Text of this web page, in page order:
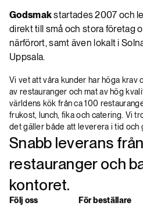
Godsmakstartades 2007 och
direkt till små och stora företag
närförort, samt även lokalt i
Uppsala.
Vi vet att våra kunder har höga krav
av restauranger och mat av hög
världens kök från ca 100
frukost, lunch, fika och catering. Vi
det gäller både att leverera i tid och
Snabb leverans
restauranger och
kontoret.
Följ oss För beställare